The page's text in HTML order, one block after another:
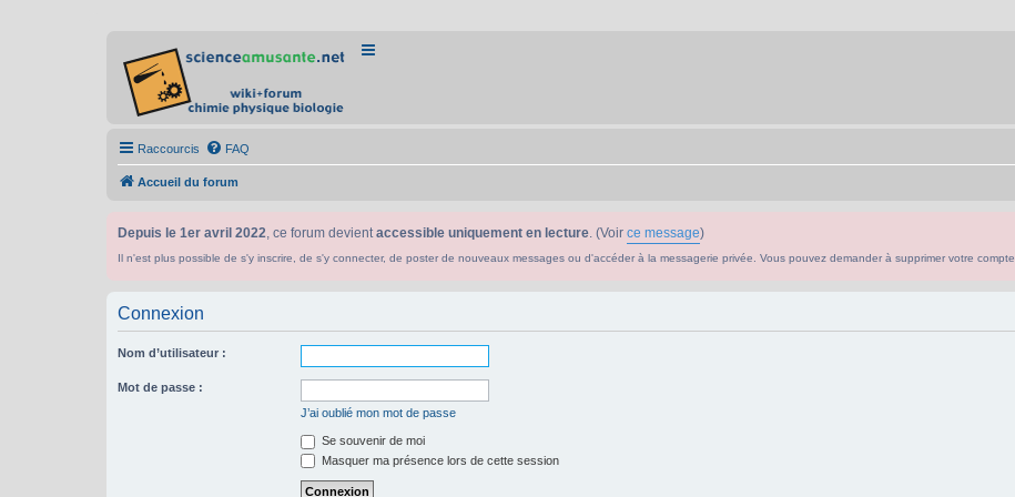
Raccourcis FAQ
Accueil du forum
Depuis le 1er avril 2022, ce forum devientaccessible uniquement en lecture. (Voir ce message)
Il n'est plus possible de s'y inscrire, de s'y connecter, de poster de nouveaux messages ou d'accéder à la messagerie privée. Vous pouvez demander à supprimer votre compte
Connexion
Nom d’utilisateur :
Mot de passe :
J’ai oublié mon mot de passe
Se souvenir de moi
Masquer ma présence lors de cette session